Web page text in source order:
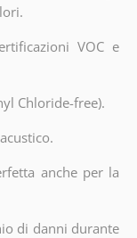
VOC e
Chloride-free).
anche per la
di danni durante